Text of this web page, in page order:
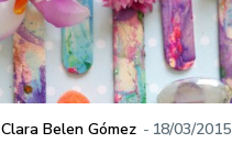
Clara Belen Gómez - 18/03/2015